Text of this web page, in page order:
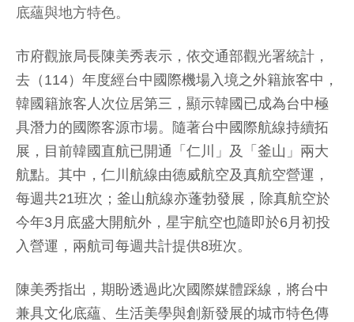
底蘊與地方特色。
市府觀旅局長陳美秀表示，依交通部觀光署統計，
去（114）年度經台中國際機場入境之外籍旅客中，
韓國籍旅客人次位居第三，顯示韓國已成為台中極
具潛力的國際客源市場。隨著台中國際航線持續拓
展，目前韓國直航已開通「仁川」及「釜山」兩大
航點。其中，仁川航線由德威航空及真航空營運，
每週共21班次；釜山航線亦蓬勃發展，除真航空於
今年3月底盛大開航外，星宇航空也隨即於6月初投
入營運，兩航司每週共計提供8班次。
陳美秀指出，期盼透過此次國際媒體踩線，將台中
兼具文化底蘊、生活美學與創新發展的城市特色傳